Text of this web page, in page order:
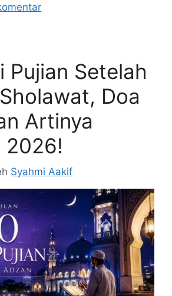
Pujian Setelah
Doa
Artinya
2026!
Syahmi Aakif